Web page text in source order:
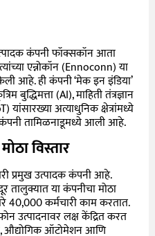
कंपनी फॉक्सकॉन आता
एन्नोकॉन (Ennoconn) या
आहे. ही कंपनी ‘मेक इन इंडिया’
(AI), माहिती तंत्रज्ञान
अत्याधुनिक क्षेत्रांमध्ये
तामिळनाडूमध्ये आली आहे.
विस्तार
प्रमुख उत्पादक कंपनी आहे.
तालुक्यात या कंपनीचा मोठा
40,000 कर्मचारी काम करतात.
उत्पादनावर लक्ष केंद्रित करत
औद्योगिक ऑटोमेशन आणि